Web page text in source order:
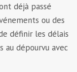
déjà passé
ou des
définir les délais
au dépourvu avec